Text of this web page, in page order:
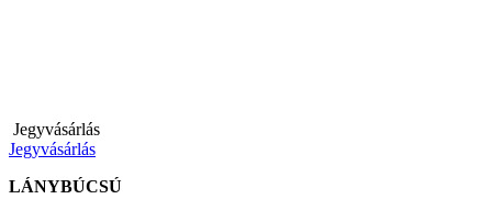
Jegyvásárlás
Jegyvásárlás
LÁNYBÚCSÚ